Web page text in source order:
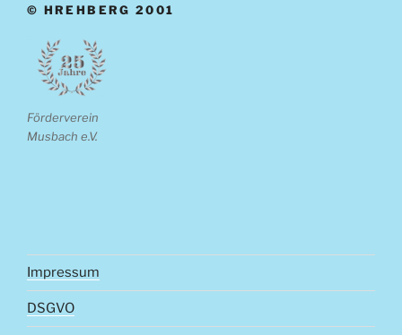
© HREHBERG 2001
Förderverein
Musbach e.V.
Impressum
DSGVO